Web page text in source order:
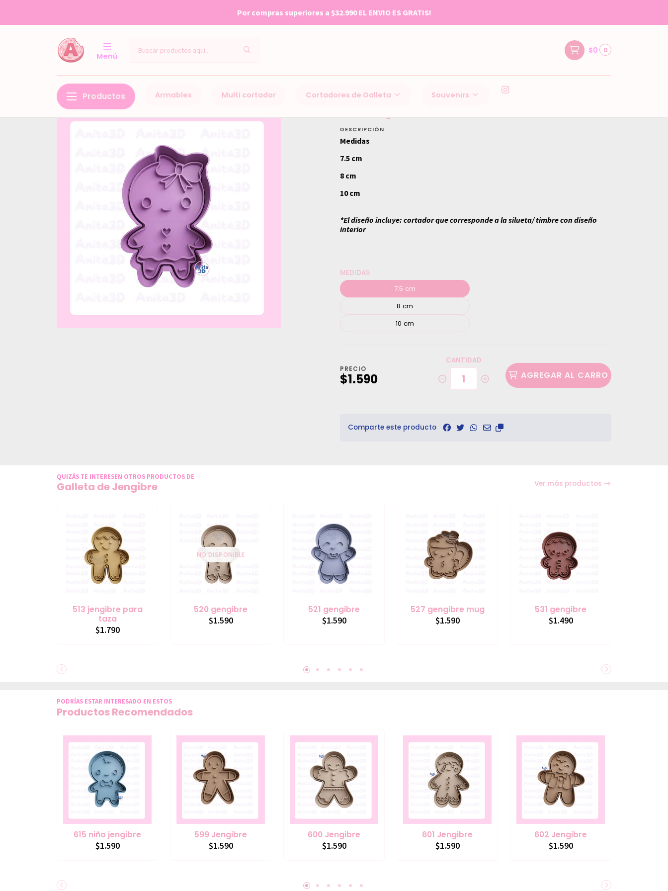
Menú
$0 0
Productos Armables Multi cortador Cortadores de Galleta Souvenirs
DESCRIPCIÓN
Medidas
7.5 cm
8 cm
10 cm
*El diseño incluye: cortador que corresponde a la silueta/ timbre con diseño
interior
MEDIDAS
7.5 cm
8 cm
10 cm
PRECIO
$1.590
CANTIDAD
AGREGAR AL CARRO
Comparte este producto
QUIZÁS TE INTERESEN OTROS PRODUCTOS DE
Galleta de Jengibre Ver más productos
513 jengibre para
taza
$1.790
NO DISPONIBLE
520 gengibre
$1.590
521 gengibre
$1.590
527 gengibre mug
$1.590
531 gengibre
$1.490
PODRÍAS ESTAR INTERESADO EN ESTOS
Productos Recomendados
615 niño jengibre
$1.590
599 Jengibre
$1.590
600 Jengibre
$1.590
601 Jengibre
$1.590
602 Jengibre
$1.590